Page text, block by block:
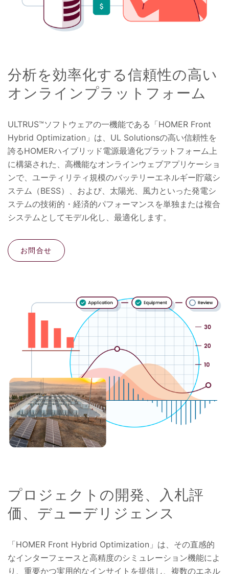
分析を効率化する信頼性の高い
オンラインプラットフォーム
ULTRUS™ソフトウェアの一機能である「HOMER Front
Hybrid Optimization」は、UL Solutionsの高い信頼性を
誇るHOMERハイブリッド電源最適化プラットフォーム上
に構築された、高機能なオンラインウェブアプリケーショ
ンで、ユーティリティ規模のバッテリーエネルギー貯蔵シ
ステム（BESS）、および、太陽光、風力といった発電シ
ステムの技術的・経済的パフォーマンスを単独または複合
システムとしてモデル化し、最適化します。
お問合せ
プロジェクトの開発、入札評
価、デューデリジェンス
「HOMER Front Hybrid Optimization」は、その直感的
なインターフェースと高精度のシミュレーション機能によ
り、重要かつ実用的なインサイトを提供し、複数のエネル